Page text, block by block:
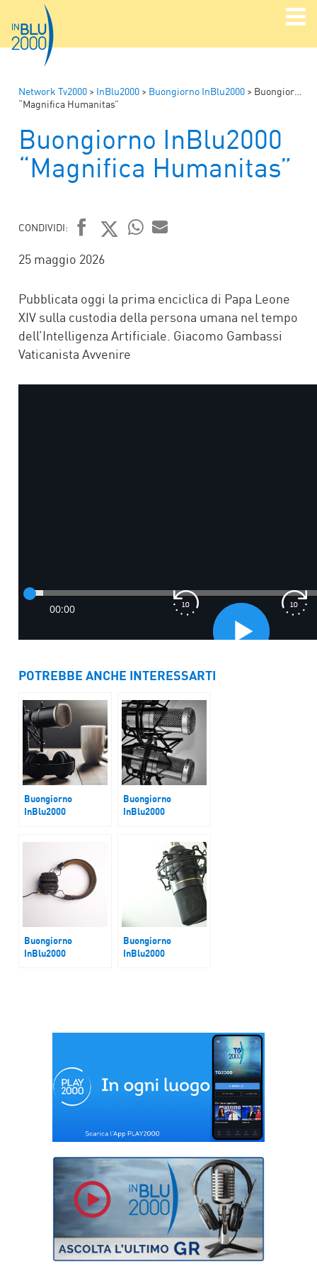
Network Tv2000 > InBlu2000 > Buongiorno InBlu2000 > Buongiorno InBlu2000
“Magnifica Humanitas”
Buongiorno InBlu2000
“Magnifica Humanitas”
CONDIVIDI:
FACEBOOK
TWITTER
25 maggio 2026
Pubblicata oggi la prima enciclica di Papa Leone
XIV sulla custodia della persona umana nel tempo
dell’Intelligenza Artificiale. Giacomo Gambassi
Vaticanista Avvenire
POTREBBE ANCHE INTERESSARTI
Buongiorno
InBlu2000
Buongiorno
InBlu2000
Buongiorno
InBlu2000
Buongiorno
InBlu2000